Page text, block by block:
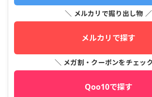
＼ メルカリで掘り出し物 ／
メルカリで探す
＼ メガ割・クーポンをチェッ
Qoo10で探す